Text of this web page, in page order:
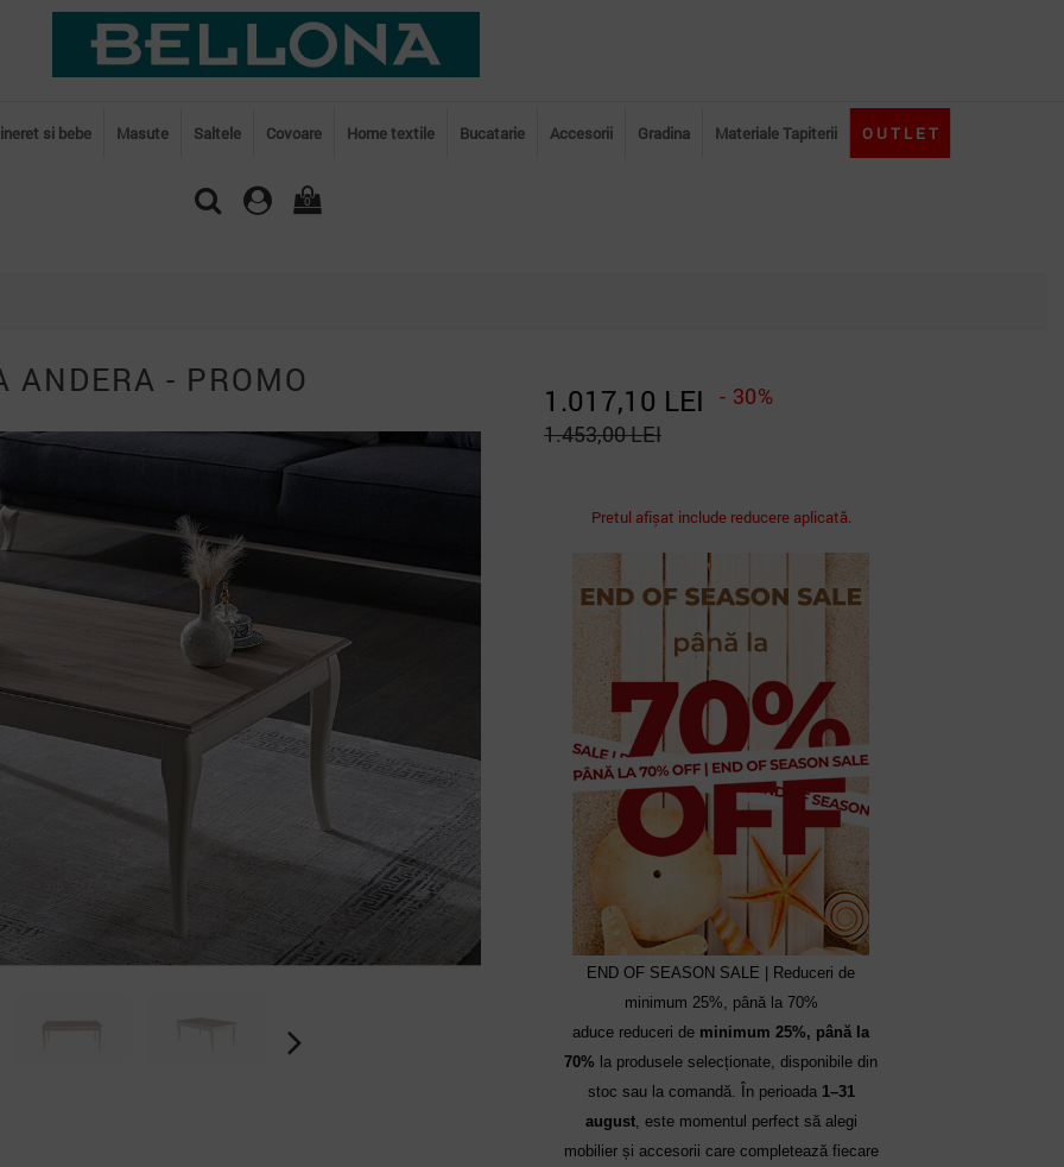
si bebe Masute Saltele Covoare Home textile Bucatarie Accesorii Gradina Materiale Tapiterii O U T L E T
0
ANDERA - PROMO
1.017,10 LEI
- 30%
1.453,00 LEI
Pretul afișat include reducere aplicată.
END OF SEASON SALE | Reduceri de
minimum 25%, până la 70%
aduce reduceri de minimum 25%, până la
70% la produsele selecționate, disponibile din
stoc sau la comandă. În perioada 1–31
august, este momentul perfect să alegi
mobilier și accesorii care completează fiecare